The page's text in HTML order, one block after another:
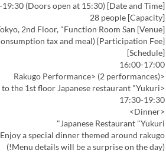
[Date and Time] Saturday, May 16, 2026, 16:00-19:30 (Doors open at 15:30)
[Capacity] 28 people
[Venue] Hotel Niwa Tokyo, 2nd Floor, "Function Room San"
[Participation Fee] 10,000 yen (including consumption tax and meal)
[Schedule]
16:00-17:00
<Rakugo Performance> (2 performances)
<Intermission> Move to the 1st floor Japanese restaurant "Yukuri"
17:30-19:30
<Dinner>
Japanese Restaurant "Yukuri"
Enjoy a special dinner themed around rakugo.
(Menu details will be a surprise on the day!)